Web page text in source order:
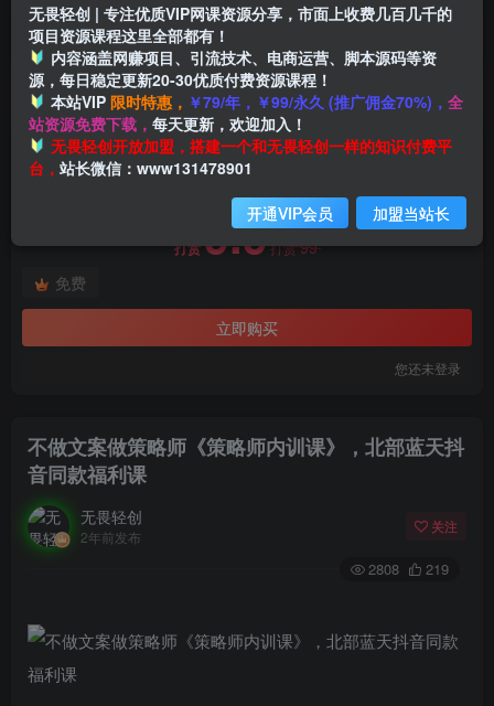
首页 创业课程 会员免费 正文
不做文案做策略师《策略师内训课》，北部蓝天抖音同款福利课
此内容为付费阅读，请付费后查看
打赏9.9打赏99
免费
立即购买
您还未登录
付费阅读
不做文案做策略师《策略师内训课》，北部蓝天抖
音同款福利课
无畏轻创
2年前发布
关注
2808 219
无畏轻创 | 专注优质VIP网课资源分享，市面上收费几百几千的
项目资源课程这里全部都有！
内容涵盖网赚项目、引流技术、电商运营、脚本源码等资
源，每日稳定更新20-30优质付费资源课程！
本站VIP 限时特惠， ￥79/年，￥99/永久 (推广佣金70%)， 全
站资源免费下载， 每天更新，欢迎加入！
无畏轻创开放加盟，搭建一个和无畏轻创一样的知识付费平
台， 站长微信：www131478901
开通VIP会员 加盟当站长